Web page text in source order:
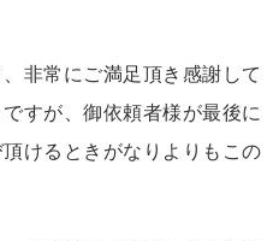
非常にご満足頂き感謝して
すが、御依頼者様が最後に
けるときがなりよりもこの